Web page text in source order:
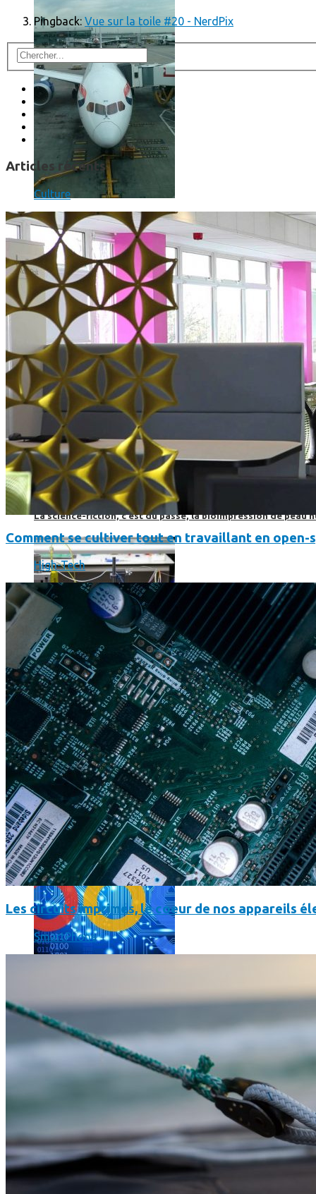
Un boîtier imprimé en 3D va faire tourner Android sur votre
Science
Science
La science-fiction, c’est du passé, la bioimpression de peau
L’intelligence artificielle de Google a maintenant son propre
Les dernières photos envoyées par Rosetta avant son crash
Pingback: Vue sur la toile #20 - NerdPix
Articles récents
Culture
Comment se cultiver tout en travaillant en open-
High-Tech
Les circuits imprimés, le coeur de nos appareils
SmartPhone